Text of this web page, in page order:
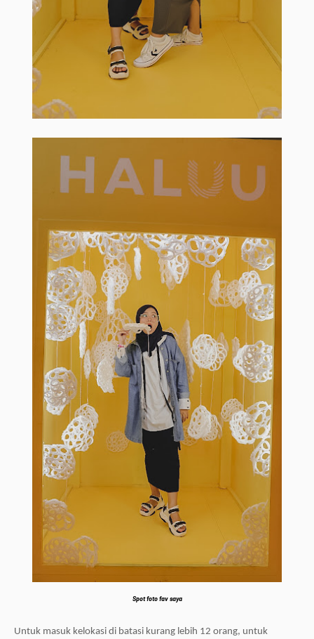
Spot foto fav saya
Untuk masuk kelokasi di batasi kurang lebih 12 orang, untuk